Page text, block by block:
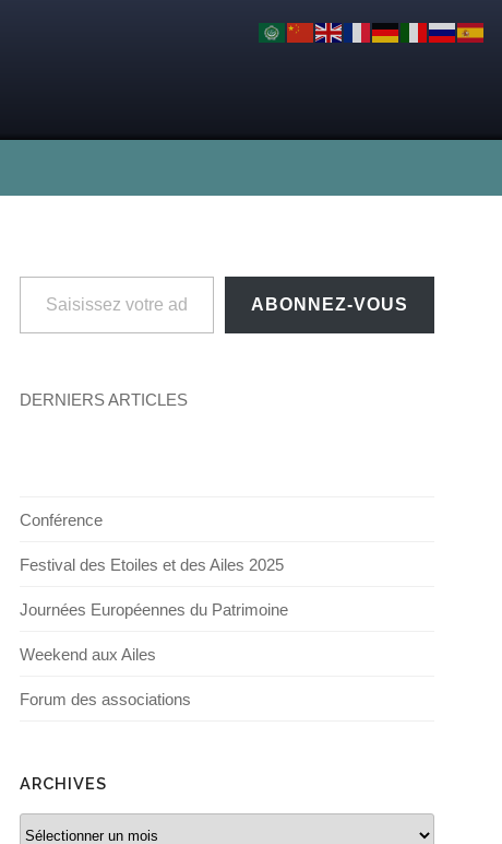
Saisissez votre adresse e-mail…
ABONNEZ-VOUS
DERNIERS ARTICLES
Conférence
Festival des Etoiles et des Ailes 2025
Journées Européennes du Patrimoine
Weekend aux Ailes
Forum des associations
ARCHIVES
Archives